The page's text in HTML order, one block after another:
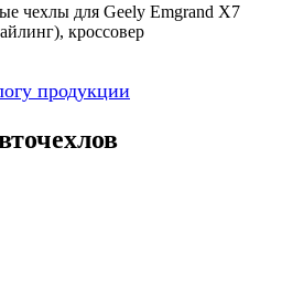
чехлы для Geely Emgrand X7
кроссовер
продукции